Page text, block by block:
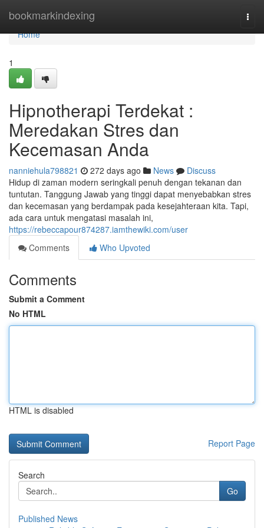
bookmarkindexing
Home
Home
1
Hipnotherapi Terdekat :
Meredakan Stres dan
Kecemasan Anda
nanniehula798821 272 days ago News
Discuss
Hidup di zaman modern seringkali penuh dengan tekanan dan
tuntutan. Tanggung Jawab yang tinggi dapat menyebabkan stres
dan kecemasan yang berdampak pada kesejahteraan kita. Tapi,
ada cara untuk mengatasi masalah ini,
https://rebeccapour874287.iamthewiki.com/user
Comments
Who Upvoted
Comments
Submit a Comment
No HTML
HTML is disabled
Report Page
Search
Go
Published News